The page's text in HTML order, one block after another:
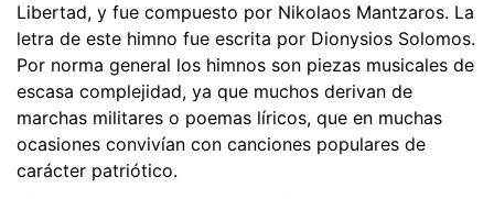
Libertad, y fue compuesto por Nikolaos Mantzaros. La
letra de este himno fue escrita por Dionysios Solomos.
Por norma general los himnos son piezas musicales de
escasa complejidad, ya que muchos derivan de
marchas militares o poemas líricos, que en muchas
ocasiones convivían con canciones populares de
carácter patriótico.